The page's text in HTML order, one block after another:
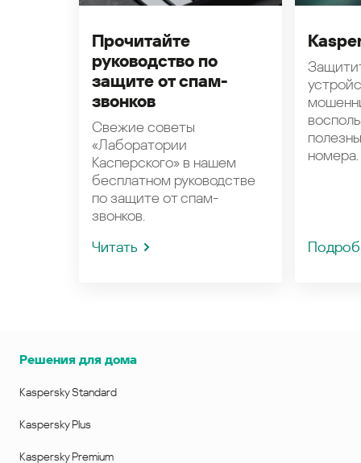
Прочитайте
руководство по
защите от спам-
звонков
Свежие советы
«Лаборатории
Касперского» в нашем
бесплатном руководстве
по защите от спам-
звонков.
Читать
номера.
Решения для дома
Kaspersky Standard
Kaspersky Plus
Kaspersky Premium